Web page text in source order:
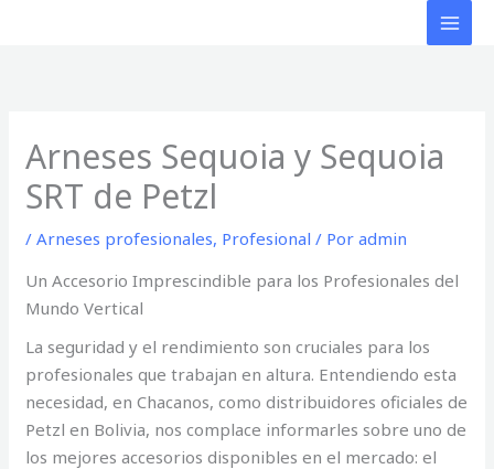
Arneses Sequoia y Sequoia
SRT de Petzl
/Arneses profesionales, Profesional / Poradmin
Un Accesorio Imprescindible para los Profesionales del
Mundo Vertical
La seguridad y el rendimiento son cruciales para los
profesionales que trabajan en altura. Entendiendo esta
necesidad, en Chacanos, como distribuidores oficiales de
Petzl en Bolivia, nos complace informarles sobre uno de
los mejores accesorios disponibles en el mercado: el